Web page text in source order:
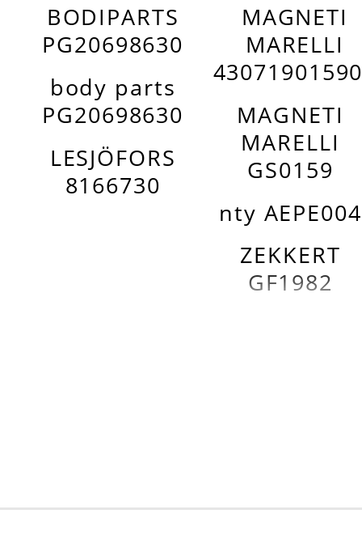
BODIPARTS
PG20698630
body parts
PG20698630
LESJÖFORS
8166730
MAGNETI
MARELLI
MAGNETI
MARELLI
GS0159
nty AEPE004
ZEKKERT
GF1982